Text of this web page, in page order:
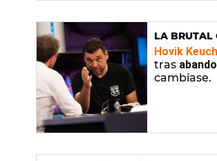
LA BRUTAL
"TODO
Hovik
tras
cambiase.